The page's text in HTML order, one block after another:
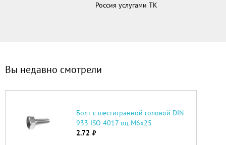
Россия услугами ТК
Вы недавно смотрели
Болт с шестигранной головой DIN
933 ISO 4017 оц М6х25
2.72 руб.